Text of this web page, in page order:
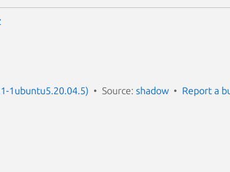
1ubuntu5.20.04.5) Source: shadow Report a